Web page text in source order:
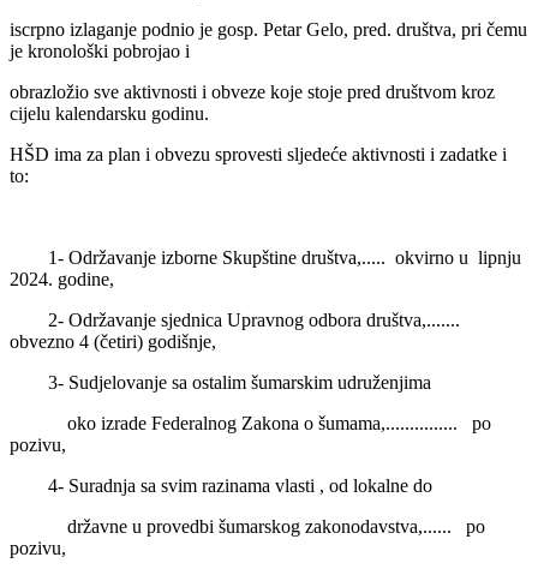
iscrpno izlaganje podnio je gosp. Petar Gelo, pred. društva, pri čemu
je kronološki pobrojao i
obrazložio sve aktivnosti i obveze koje stoje pred društvom kroz
cijelu kalendarsku godinu.
HŠD ima za plan i obvezu sprovesti sljedeće aktivnosti i zadatke i
to:
1- Održavanje izborne Skupštine društva,..... okvirno u lipnju
2024. godine,
2- Održavanje sjednica Upravnog odbora društva,.......
obvezno 4 (četiri) godišnje,
3- Sudjelovanje sa ostalim šumarskim udruženjima
oko izrade Federalnog Zakona o šumama,............... po
pozivu,
4- Suradnja sa svim razinama vlasti , od lokalne do
državne u provedbi šumarskog zakonodavstva,...... po
pozivu,